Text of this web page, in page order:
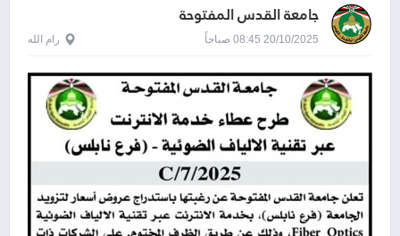
جامعة القدس المفتوحة
20/10/2025 08:45 صباحاً رام الله